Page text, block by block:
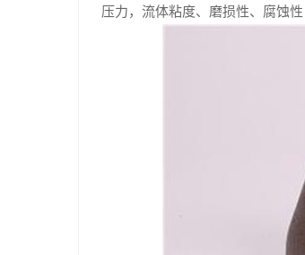
压力，流体粘度、磨损性、腐蚀